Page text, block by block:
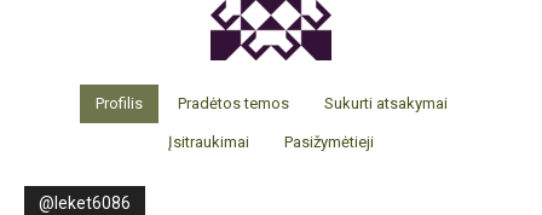
Profilis Pradėtos temos Sukurti atsakymai
Įsitraukimai Pasižymėtieji
@leket6086